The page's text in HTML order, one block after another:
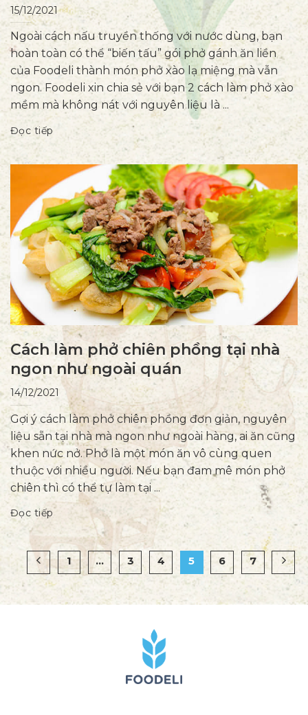
15/12/2021
Ngoài cách nấu truyền thống với nước dùng, bạn
hoàn toàn có thể “biến tấu” gói phở gánh ăn liền
của Foodeli thành món phở xào lạ miệng mà vẫn
ngon. Foodeli xin chia sẻ với bạn 2 cách làm phở xào
mềm mà không nát với nguyên liệu là ...
Đọc tiếp
Cách làm phở chiên phồng tại nhà
ngon như ngoài quán
14/12/2021
Gợi ý cách làm phở chiên phồng đơn giản, nguyên
liệu sẵn tại nhà mà ngon như ngoài hàng, ai ăn cũng
khen nức nở. Phở là một món ăn vô cùng quen
thuộc với nhiều người. Nếu bạn đam mê món phở
chiên thì có thể tự làm tại ...
Đọc tiếp
1 … 3 4 5 6 7